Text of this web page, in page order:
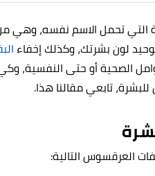
تحمل الاسم نفسه، وهي من
لون بشرتك، وكذلك إخفاء
الصحية أو حتى النفسية،
تابعي مقالنا هذا.
العرقسوس التالية: